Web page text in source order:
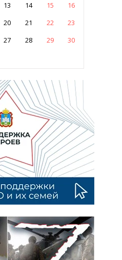
13 14 15
16
20 21 22
23
27 28 29
30